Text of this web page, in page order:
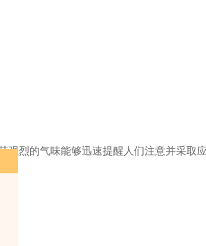
烈的气味能够迅速提醒人们注意并采取应